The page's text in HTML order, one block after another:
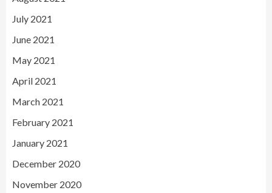
July 2021
June 2021
May 2021
April 2021
March 2021
February 2021
January 2021
December 2020
November 2020